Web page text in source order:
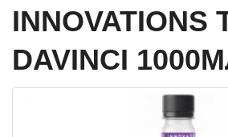
DAVINCI